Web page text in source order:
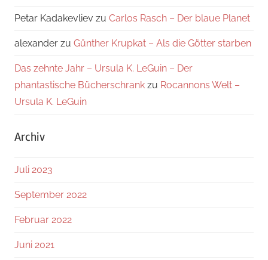
Petar Kadakevliev zu Carlos Rasch – Der blaue Planet
alexander zu Günther Krupkat – Als die Götter starben
Das zehnte Jahr – Ursula K. LeGuin – Der
phantastische Bücherschrank zu Rocannons Welt –
Ursula K. LeGuin
Archiv
Juli 2023
September 2022
Februar 2022
Juni 2021